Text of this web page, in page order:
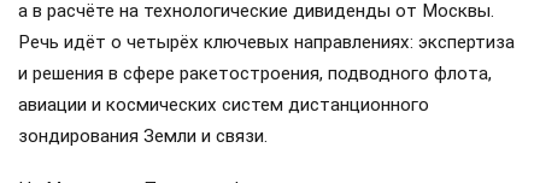
а в расчёте на технологические дивиденды от Москвы.
Речь идёт о четырёх ключевых направлениях: экспертиза
и решения в сфере ракетостроения, подводного флота,
авиации и космических систем дистанционного
зондирования Земли и связи.